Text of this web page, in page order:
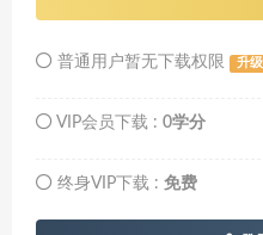
普通用户暂无下载权限 升
VIP会员下载 : 0学分
终身VIP下载 : 免费